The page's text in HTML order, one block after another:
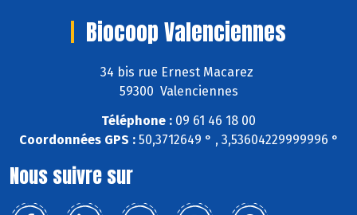
Biocoop Valenciennes
34 bis rue Ernest Macarez
59300 Valenciennes
Téléphone : 09 61 46 18 00
Coordonnées GPS :50,3712649 ° , 3,53604229999996 °
Nous suivre sur